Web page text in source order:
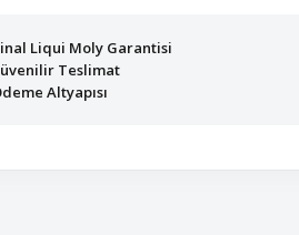
Liqui Moly Garantisi
Teslimat
Altyapısı